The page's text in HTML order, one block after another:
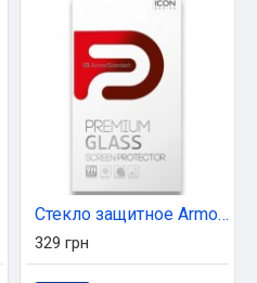
Стекло защитное Armorstandart Icon Samsung A32 / A22 4G / M32 Black (ARM57970)
329 грн